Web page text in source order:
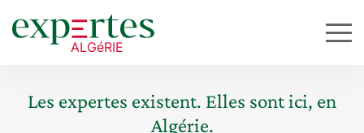
Les expertes existent. Elles sont ici, en
Algérie.